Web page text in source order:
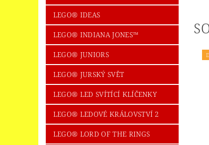
LEGO® IDEAS
LEGO® INDIANA JONES™
LEGO® JUNIORS
LEGO® JURSKÝ SVĚT
LEGO® LED SVÍTÍCÍ KLÍČENKY
LEGO® LEDOVÉ KRÁLOVSTVÍ 2
LEGO® LORD OF THE RINGS